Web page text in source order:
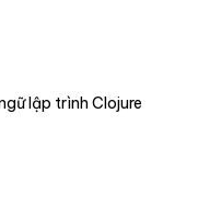
lập trình Clojure